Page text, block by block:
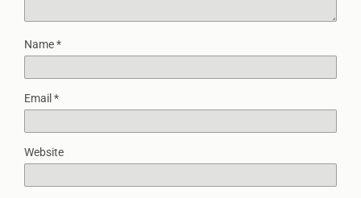
Name*
Email *
Website